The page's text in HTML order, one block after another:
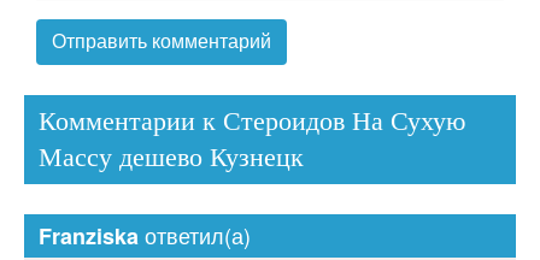
Комментарии к Стероидов На Сухую
Массу дешево Кузнецк
Franziskaответил(а)